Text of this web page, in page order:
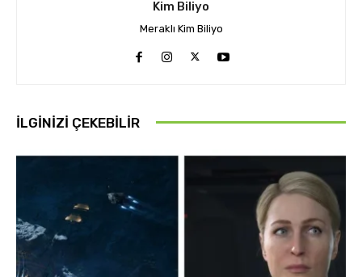
Kim Biliyo
Meraklı Kim Biliyo
İLGINIZI ÇEKEBILIR